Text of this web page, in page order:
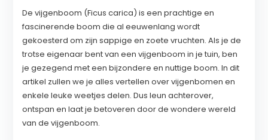
De vijgenboom (Ficus carica) is een prachtige en
fascinerende boom die al eeuwenlang wordt
gekoesterd om zijn sappige en zoete vruchten. Als je de
trotse eigenaar bent van een vijgenboom in je tuin, ben
je gezegend met een bijzondere en nuttige boom. In dit
artikel zullen we je alles vertellen over vijgenbomen en
enkele leuke weetjes delen. Dus leun achterover,
ontspan en laat je betoveren door de wondere wereld
van de vijgenboom.